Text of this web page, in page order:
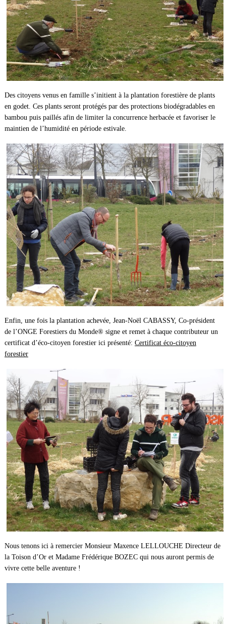
Des citoyens venus en famille s’initient à la plantation forestière de plants
en godet. Ces plants seront protégés par des protections biodégradables en
bambou puis paillés afin de limiter la concurrence herbacée et favoriser le
maintien de l’humidité en période estivale.
Enfin, une fois la plantation achevée, Jean-Noël CABASSY, Co-président
de l’ONGE Forestiers du Monde® signe et remet à chaque contributeur un
certificat d’éco-citoyen forestier ici présenté: Certificat éco-citoyen
forestier
Nous tenons ici à remercier Monsieur Maxence LELLOUCHE Directeur de
la Toison d’Or et Madame Frédérique BOZEC qui nous auront permis de
vivre cette belle aventure !